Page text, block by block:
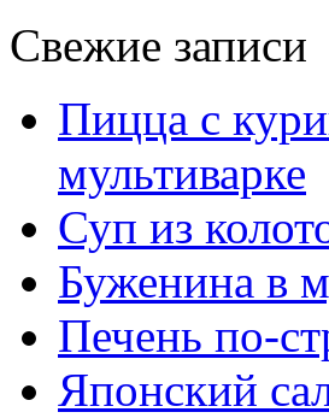
Свежие записи
Пицца с
мультиварке
Суп из
Буженина в
Печень по-
Японский